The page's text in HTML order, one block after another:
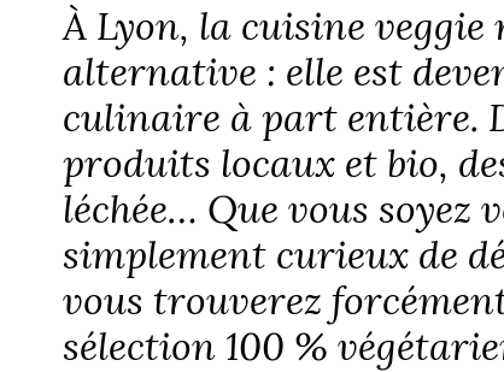
À Lyon, la cuisine veggie
alternative : elle est
culinaire à part entière.
produits locaux et bio,
léchée… Que vous
simplement curieux de
vous trouverez
sélection 100 %